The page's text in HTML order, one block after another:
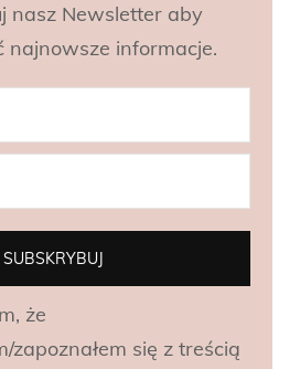
nasz Newsletter aby
najnowsze informacje.
że
zapoznałem się z treścią